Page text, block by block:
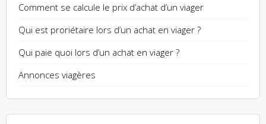
Comment se calcule le prix d’achat d’un viager
Qui est proriétaire lors d’un achat en viager ?
Qui paie quoi lors d’un achat en viager ?
Annonces viagères